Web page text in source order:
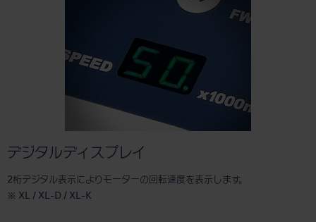
デジタルディスプレイ
2桁デジタル表示によりモーターの回転速度を表示します。
※ XL / XL-D / XL-K